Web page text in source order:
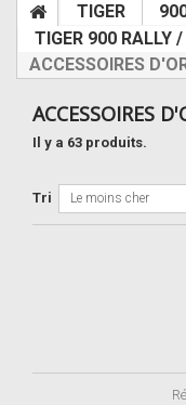
TIGER
TIGER 900 RALLY
ACCESSOIRES
ACCESSOIRES
Il y a 63 produits.
Tri Le moins cher